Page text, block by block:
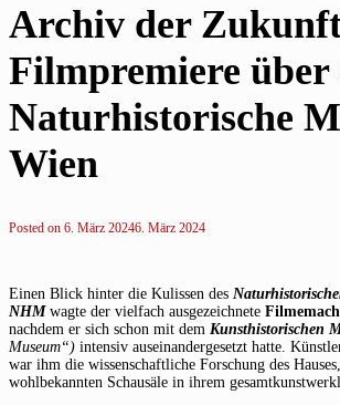
Archiv der
Filmpremiere über
Naturhistorische
Wien
Posted on 6. März 20246. März 2024
Einen Blick hinter die Kulissen des
NHMwagte der vielfach ausgezeichnete
nachdem er sich schon mit dem Kunsthistorischen
Museum“) intensiv auseinandergesetzt hatte.
war ihm die wissenschaftliche Forschung des
wohlbekannten Schausäle in ihrem